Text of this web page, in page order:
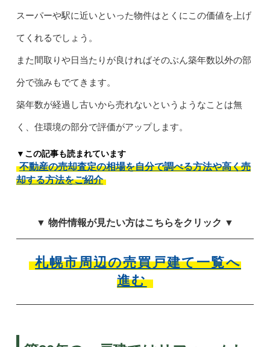
スーパーや駅に近いといった物件はとくにこの価値を上げ
てくれるでしょう。
また間取りや日当たりが良ければそのぶん築年数以外の部
分で強みもでてきます。
築年数が経過し古いから売れないというようなことは無
く、住環境の部分で評価がアップします。
▼この記事も読まれています
不動産の売却査定の相場を自分で調べる方法や高く売
却する方法をご紹介
▼ 物件情報が見たい方はこちらをクリック ▼
札幌市周辺の売買戸建て一覧へ
進む